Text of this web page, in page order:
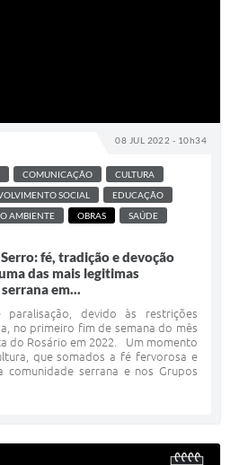
08 JUL 2022 - 10h34
COMUNICAÇÃO
CULTURA
SOCIAL
EDUCAÇÃO
AMBIENTE OBRAS
SAÚDE
fé, tradição e devoção
das mais legitimas
em...
devido às restrições
no primeiro fim de semana do mês
do Rosário em 2022. Um momento
que somados a fé fervorosa e
comunidade serrana e nos Grupos